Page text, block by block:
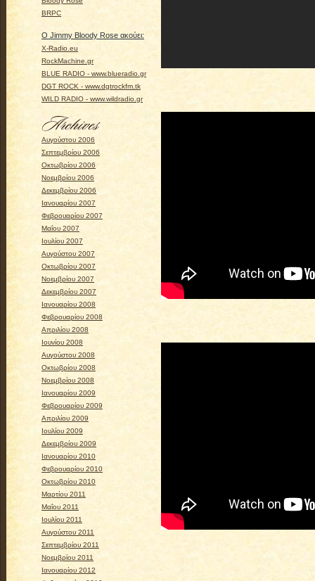
BRPC
Ο Jimmy Bloody Rose ακούει:
X-Radio.eu
RockMachine.gr
BLUE RADIO - www.blueradio.gr
DGT ROCK - www.dgtrockfm.tk
WILD RADIO - www.wildradio.gr
Αυγούστου 2006
Σεπτεμβρίου 2006
Οκτωβρίου 2006
Νοεμβρίου 2006
Δεκεμβρίου 2006
Ιανουαρίου 2007
Φεβρουαρίου 2007
Μαΐου 2007
Ιουλίου 2007
Αυγούστου 2007
Οκτωβρίου 2007
Νοεμβρίου 2007
Δεκεμβρίου 2007
Ιανουαρίου 2008
Φεβρουαρίου 2008
Απριλίου 2008
Ιουνίου 2008
Αυγούστου 2008
Οκτωβρίου 2008
Νοεμβρίου 2008
Ιανουαρίου 2009
Φεβρουαρίου 2009
Απριλίου 2009
Ιουλίου 2009
Δεκεμβρίου 2009
Ιανουαρίου 2010
Φεβρουαρίου 2010
Οκτωβρίου 2010
Μαρτίου 2011
Μαΐου 2011
Ιουλίου 2011
Αυγούστου 2011
Σεπτεμβρίου 2011
Νοεμβρίου 2011
Ιανουαρίου 2012